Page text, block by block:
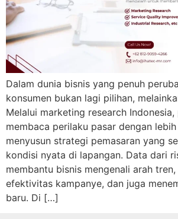
Dalam dunia bisnis yang penuh
konsumen bukan lagi pilihan,
Melalui marketing research
membaca perilaku pasar dengan
menyusun strategi pemasaran yang
kondisi nyata di lapangan. Data dari
membantu bisnis mengenali arah
efektivitas kampanye, dan juga
baru. Di […]